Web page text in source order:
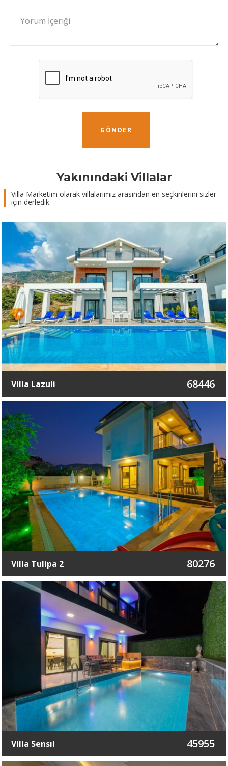
Yorum İçeriği
GÖNDER
Yakınındaki Villalar
Villa Marketim olarak villalarımız arasından en seçkinlerini sizler
için derledik.
Villa Lazuli 68446
Villa Tulipa 2 80276
Villa Sensıl 45955